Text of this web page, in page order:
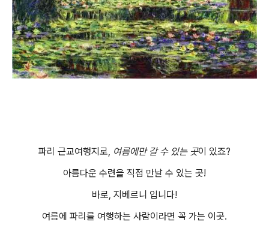
파리 근교여행지로, 여름에만 갈 수 있는 곳이 있죠?
아름다운 수련을 직접 만날 수 있는 곳!
바로, 지베르니 입니다!
여름에 파리를 여행하는 사람이라면 꼭 가는 이곳.